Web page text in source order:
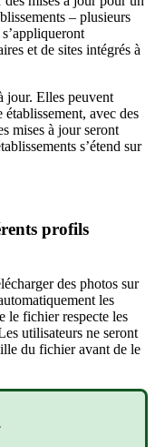
– plusieurs
et de sites intégrés à
jour. Elles peuvent
avec des
mises à jour seront
s’étend sur
profils
des photos sur
les
le fichier respecte les
utilisateurs ne seront
du fichier avant de le